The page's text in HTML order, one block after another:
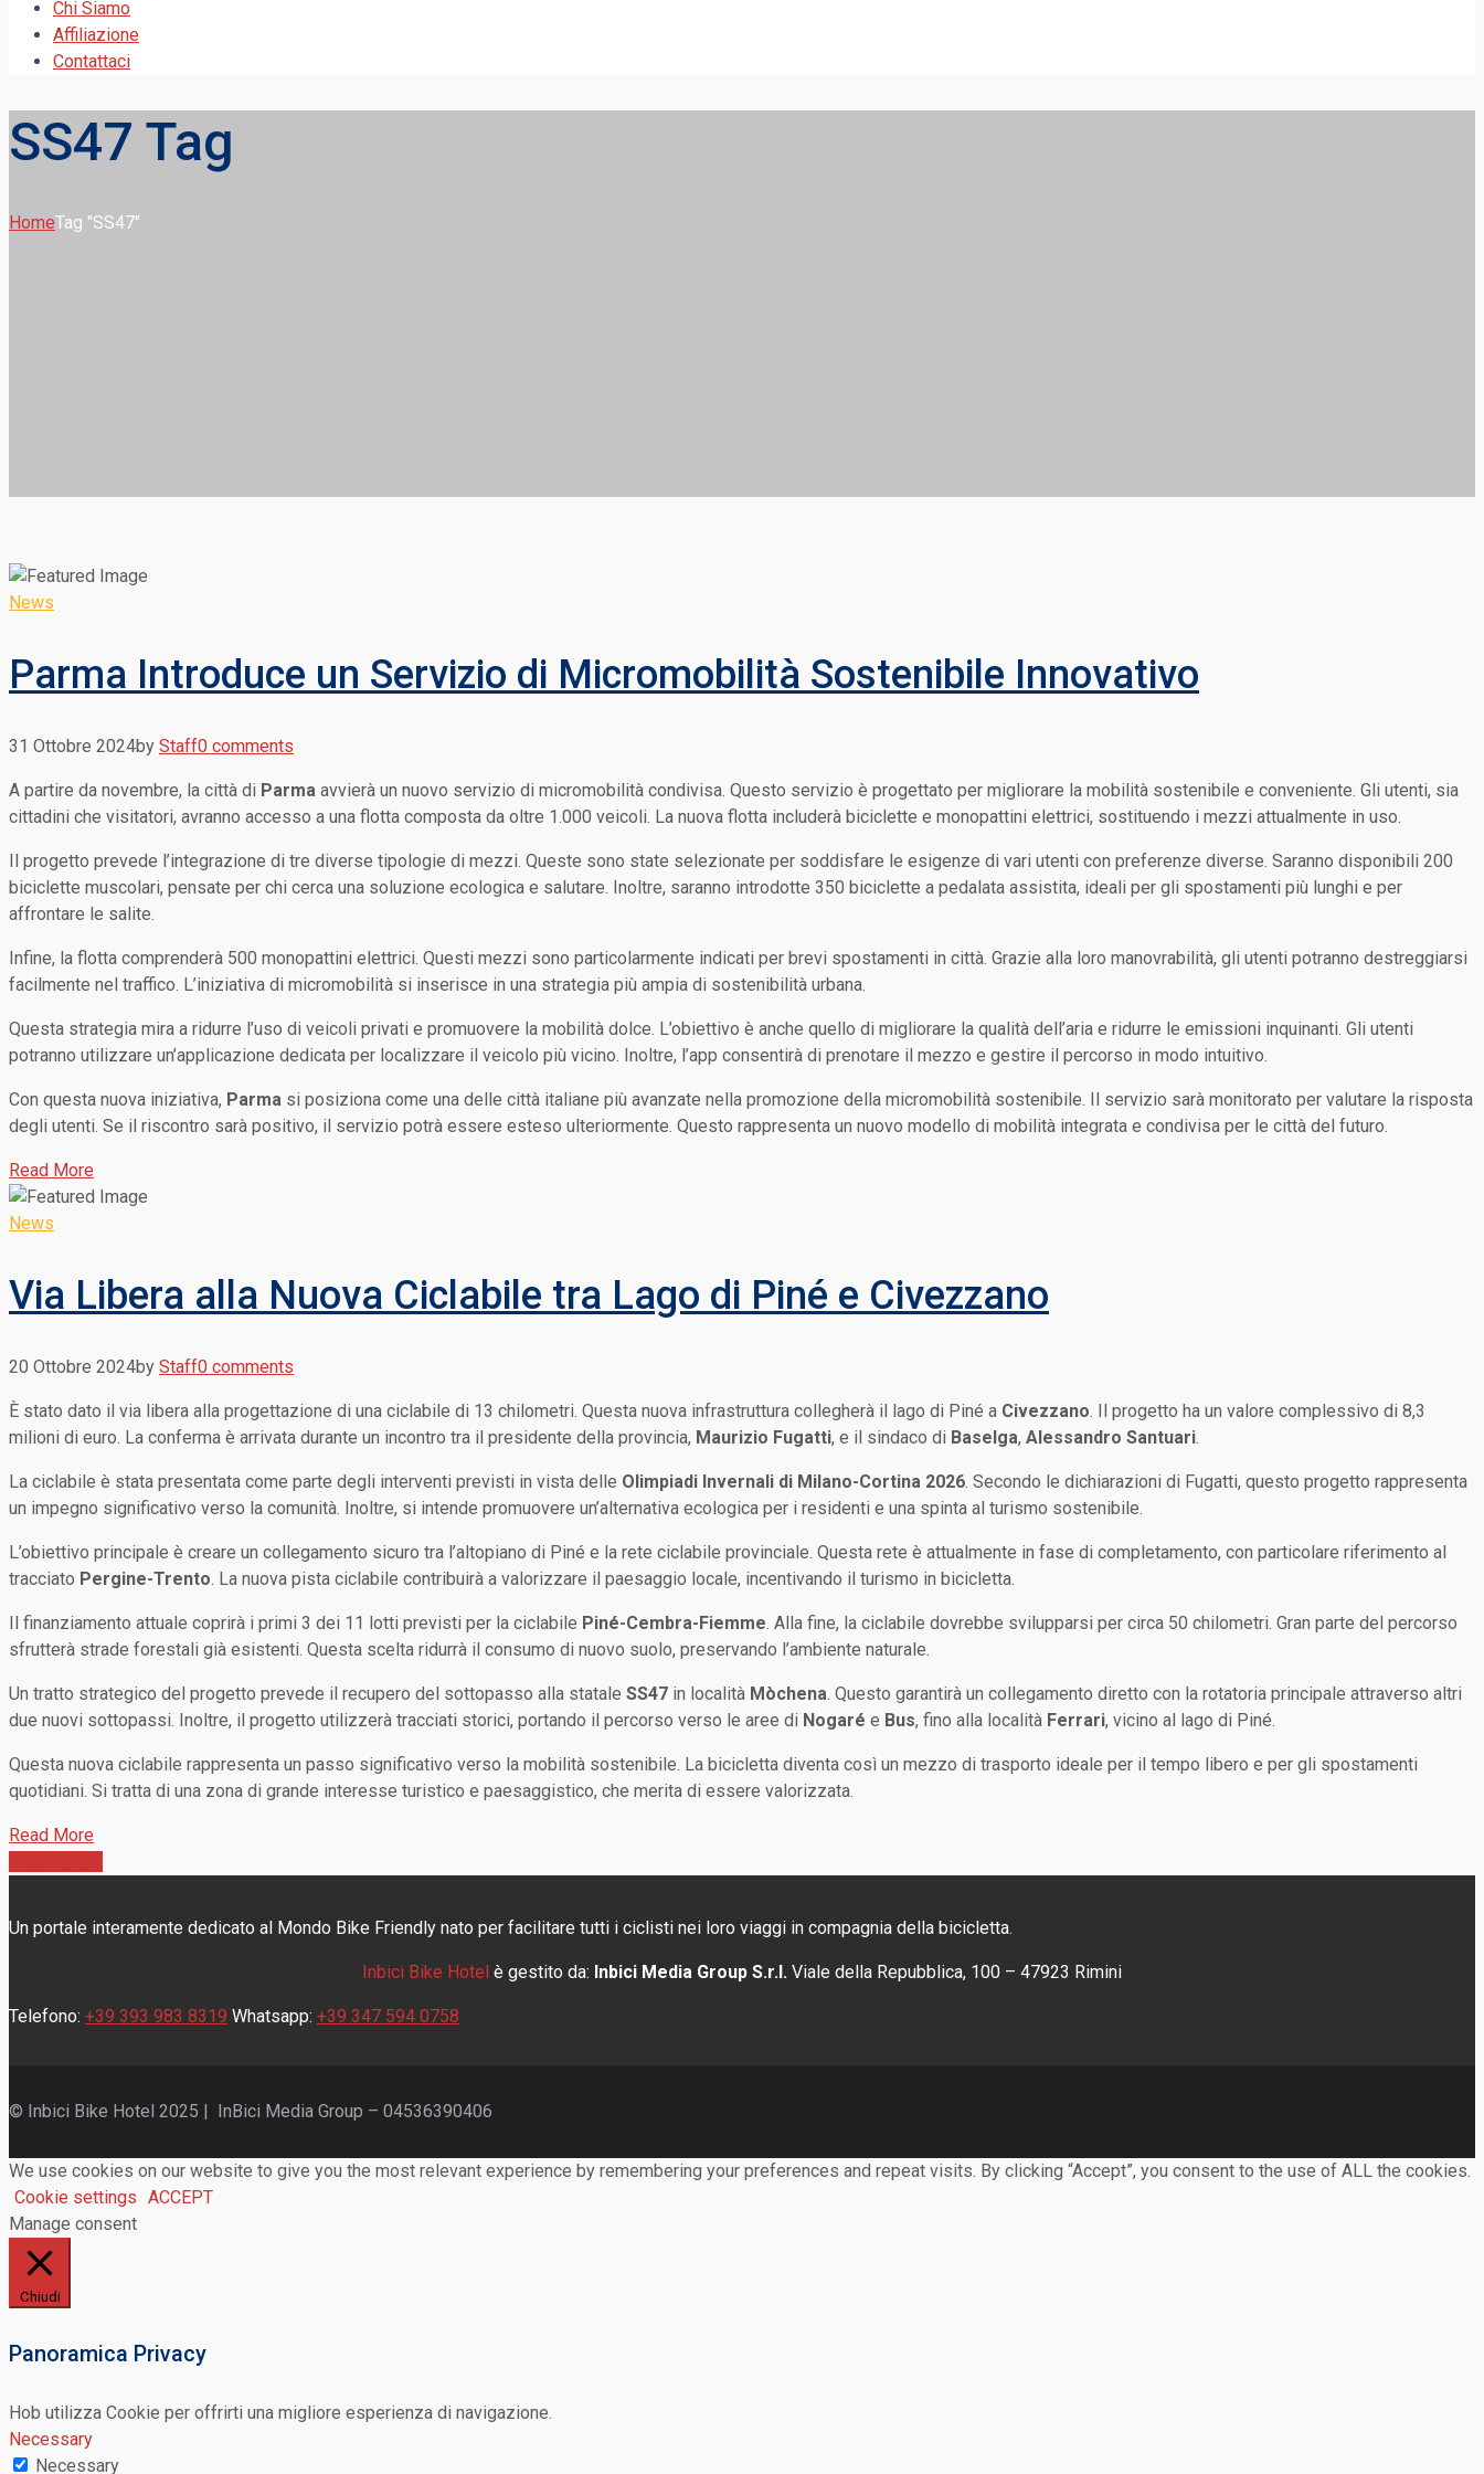
Chi Siamo
Affiliazione
Contattaci
SS47 Tag
HomeTag "SS47"
News
Parma Introduce un Servizio di Micromobilità Sostenibile Innovativo
31 Ottobre 2024by Staff0 comments
A partire da novembre, la città di Parma avvierà un nuovo servizio di micromobilità condivisa. Questo servizio è progettato per migliorare la mobilità sostenibile e conveniente. Gli utenti, sia
cittadini che visitatori, avranno accesso a una flotta composta da oltre 1.000 veicoli. La nuova flotta includerà biciclette e monopattini elettrici, sostituendo i mezzi attualmente in uso.
Il progetto prevede l’integrazione di tre diverse tipologie di mezzi. Queste sono state selezionate per soddisfare le esigenze di vari utenti con preferenze diverse. Saranno disponibili 200
biciclette muscolari, pensate per chi cerca una soluzione ecologica e salutare. Inoltre, saranno introdotte 350 biciclette a pedalata assistita, ideali per gli spostamenti più lunghi e per
affrontare le salite.
Infine, la flotta comprenderà 500 monopattini elettrici. Questi mezzi sono particolarmente indicati per brevi spostamenti in città. Grazie alla loro manovrabilità, gli utenti potranno destreggiarsi
facilmente nel traffico. L’iniziativa di micromobilità si inserisce in una strategia più ampia di sostenibilità urbana.
Questa strategia mira a ridurre l’uso di veicoli privati e promuovere la mobilità dolce. L’obiettivo è anche quello di migliorare la qualità dell’aria e ridurre le emissioni inquinanti. Gli utenti
potranno utilizzare un’applicazione dedicata per localizzare il veicolo più vicino. Inoltre, l’app consentirà di prenotare il mezzo e gestire il percorso in modo intuitivo.
Con questa nuova iniziativa, Parma si posiziona come una delle città italiane più avanzate nella promozione della micromobilità sostenibile. Il servizio sarà monitorato per valutare la risposta
degli utenti. Se il riscontro sarà positivo, il servizio potrà essere esteso ulteriormente. Questo rappresenta un nuovo modello di mobilità integrata e condivisa per le città del futuro.
Read More
News
Via Libera alla Nuova Ciclabile tra Lago di Piné e Civezzano
20 Ottobre 2024by Staff0 comments
È stato dato il via libera alla progettazione di una ciclabile di 13 chilometri. Questa nuova infrastruttura collegherà il lago di Piné a Civezzano . Il progetto ha un valore complessivo di 8,3
milioni di euro. La conferma è arrivata durante un incontro tra il presidente della provincia, Maurizio Fugatti, e il sindaco di Baselga, Alessandro Santuari
La ciclabile è stata presentata come parte degli interventi previsti in vista delle Olimpiadi Invernali di Milano-Cortina 2026 . Secondo le dichiarazioni di Fugatti, questo progetto rappresenta
un impegno significativo verso la comunità. Inoltre, si intende promuovere un’alternativa ecologica per i residenti e una spinta al turismo sostenibile.
L’obiettivo principale è creare un collegamento sicuro tra l’altopiano di Piné e la rete ciclabile provinciale. Questa rete è attualmente in fase di completamento, con particolare riferimento al
tracciato Pergine-Trento . La nuova pista ciclabile contribuirà a valorizzare il paesaggio locale, incentivando il turismo in bicicletta.
Il finanziamento attuale coprirà i primi 3 dei 11 lotti previsti per la ciclabile Piné-Cembra-Fiemme . Alla fine, la ciclabile dovrebbe svilupparsi per circa 50 chilometri. Gran parte del percorso
sfrutterà strade forestali già esistenti. Questa scelta ridurrà il consumo di nuovo suolo, preservando l’ambiente naturale.
Un tratto strategico del progetto prevede il recupero del sottopasso alla statale SS47 in località Mòchena . Questo garantirà un collegamento diretto con la rotatoria principale attraverso altri
due nuovi sottopassi. Inoltre, il progetto utilizzerà tracciati storici, portando il percorso verso le aree di Nogaré e Bus, fino alla località Ferrari, vicino al lago di Piné.
Questa nuova ciclabile rappresenta un passo significativo verso la mobilità sostenibile. La bicicletta diventa così un mezzo di trasporto ideale per il tempo libero e per gli spostamenti
quotidiani. Si tratta di una zona di grande interesse turistico e paesaggistico, che merita di essere valorizzata.
Read More
Un portale interamente dedicato al Mondo Bike Friendly nato per facilitare tutti i ciclisti nei loro viaggi in compagnia della bicicletta.
Inbici Bike Hotel è gestito da: Inbici Media Group S.r.l. Viale della Repubblica, 100 – 47923 Rimini
Telefono: +39 393 983 8319 Whatsapp: +39 347 594 0758
© Inbici Bike Hotel 2025 | InBici Media Group – 04536390406
We use cookies on our website to give you the most relevant experience by remembering your preferences and repeat visits. By clicking “Accept”, you consent to the use of ALL the cookies.
Cookie settings ACCEPT
Manage consent
Chiudi
Panoramica Privacy
Hob utilizza Cookie per offrirti una migliore esperienza di navigazione.
Necessary
Necessary